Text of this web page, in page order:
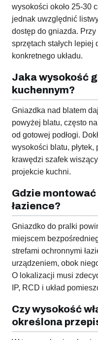
wysokości około 25-30
jednak uwzględnić
dostęp do gniazda. Przy
sprzętach stałych
konkretnego układu.
Jaka wysokość
kuchennym?
Gniazdka nad blatem
powyżej blatu, często
od gotowej podłogi.
wysokości blatu,
krawędzi szafek
projekcie kuchni.
Gdzie
łazience?
Gniazdko do pralki
miejscem
strefami ochronnymi
urządzeniem, obok
O lokalizacji musi
IP, RCD i układ
Czy wysokość
określona